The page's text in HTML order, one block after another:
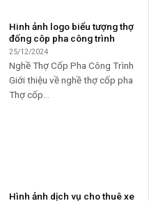
Hinh ảnh logo biểu tượng thợ
đống côp pha công trình
25/12/2024
Nghề Thợ Cốp Pha Công Trình
Giới thiệu về nghề thợ cốp pha
Thợ cốp...
Hình ảnh dịch vụ cho thuê xe